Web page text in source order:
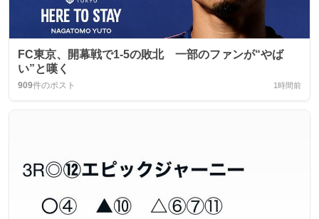
FC東京、開幕戦で1-5の敗北 一部のファンが“やば
い”と嘆く
909件のポスト 1時間前